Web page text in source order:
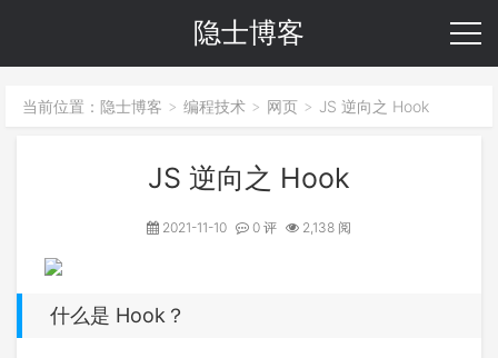
隐士博客
当前位置： 隐士博客 > 编程技术 > 网页 > JS 逆向之 Hook
JS 逆向之 Hook
2021-11-10 0 评 2,138 阅
什么是 Hook？